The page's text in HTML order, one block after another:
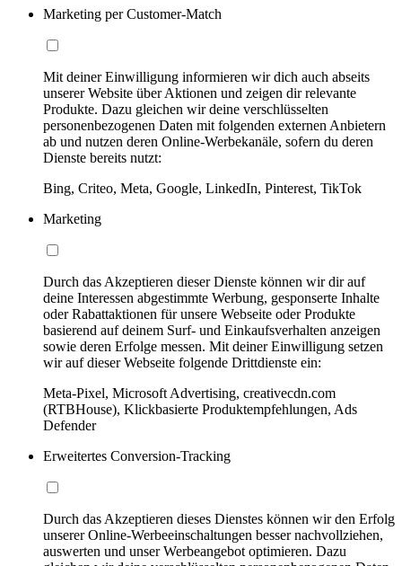
Marketing per Customer-Match
Mit deiner Einwilligung informieren wir dich auch abseits
unserer Website über Aktionen und zeigen dir relevante
Produkte. Dazu gleichen wir deine verschlüsselten
personenbezogenen Daten mit folgenden externen Anbietern
ab und nutzen deren Online-Werbekanäle, sofern du deren
Dienste bereits nutzt:
Bing, Criteo, Meta, Google, LinkedIn, Pinterest, TikTok
Marketing
Durch das Akzeptieren dieser Dienste können wir dir auf
deine Interessen abgestimmte Werbung, gesponserte Inhalte
oder Rabattaktionen für unsere Webseite oder Produkte
basierend auf deinem Surf- und Einkaufsverhalten anzeigen
sowie deren Erfolge messen. Mit deiner Einwilligung setzen
wir auf dieser Webseite folgende Drittdienste ein:
Meta-Pixel, Microsoft Advertising, creativecdn.com
(RTBHouse), Klickbasierte Produktempfehlungen, Ads
Defender
Erweitertes Conversion-Tracking
Durch das Akzeptieren dieses Dienstes können wir den Erfolg
unserer Online-Werbeeinschaltungen besser nachvollziehen,
auswerten und unser Werbeangebot optimieren. Dazu